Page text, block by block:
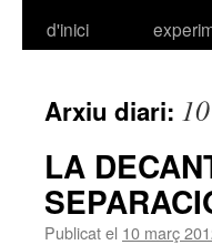
d'inici
Arxiu diari:
LA
Publicat el 10 març